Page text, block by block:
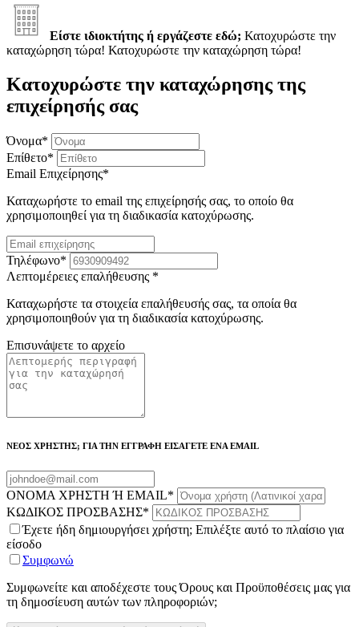
Είστε ιδιοκτήτης ή εργάζεστε εδώ; Κατοχυρώστε την
καταχώρηση τώρα! Κατοχυρώστε την καταχώρηση τώρα!
Κατοχυρώστε την καταχώρησης της
επιχείρησής σας
Όνομα*
Επίθετο*
Email Επιχείρησης*
Καταχωρήστε το email της επιχείρησής σας, το οποίο θα
χρησιμοποιηθεί για τη διαδικασία κατοχύρωσης.
Τηλέφωνο*
Λεπτομέρειες επαλήθευσης *
Καταχωρήστε τα στοιχεία επαλήθευσής σας, τα οποία θα
χρησιμοποιηθούν για τη διαδικασία κατοχύρωσης.
Επισυνάψετε το αρχείο
ΝΕΟΣ ΧΡΗΣΤΗΣ; ΓΙΑ ΤΗΝ ΕΓΓΡΑΦΗ ΕΙΣΑΓΕΤΕ ΕΝΑ EMAIL
ΟΝΟΜΑ ΧΡΗΣΤΗ Ή EMAIL*
ΚΩΔΙΚΟΣ ΠΡΟΣΒΑΣΗΣ*
Έχετε ήδη δημιουργήσει χρήστη; Επιλέξτε αυτό το πλαίσιο για
είσοδο
Συμφωνώ
Συμφωνείτε και αποδέχεστε τους Όρους και Προϋποθέσεις μας για
τη δημοσίευση αυτών των πληροφοριών;